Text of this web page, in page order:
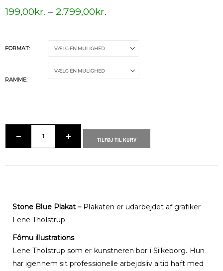
199,00kr. – 2.799,00kr.
FORMAT
RAMME
TILFØJ TIL KURV
Stone Blue Plakat –Plakaten er udarbejdet af grafiker
Lene Tholstrup.
Fômu illustrations
Lene Tholstrup som er kunstneren bor i Silkeborg. Hun
har igennem sit professionelle arbejdsliv altid haft med